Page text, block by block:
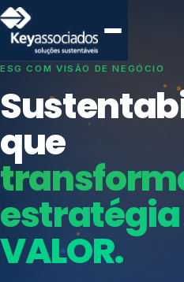
SISTEMAS DE GESTÃO
protege seu
negócio.
Consultoria, auditoria e
ISO 27701, ISO 42001, ISO
Índices de Mercado
Mudanças Climáticas
Reputação e Cadeia
Reporte Regulatório